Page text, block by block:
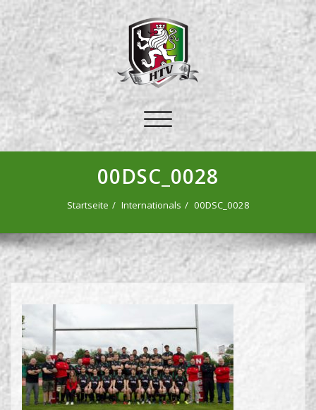
Schalte
Navigation
00DSC_0028
Startseite Internationals 00DSC_0028